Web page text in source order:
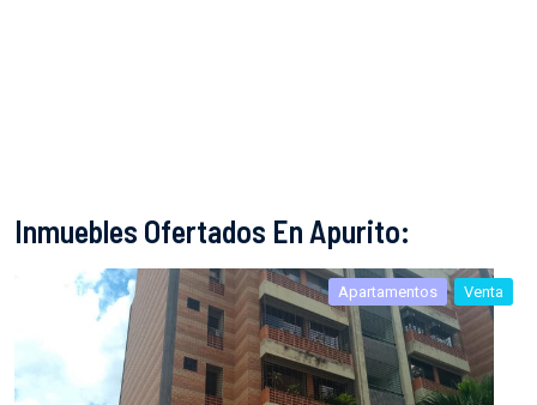
Inmuebles Ofertados En Apurito:
Apartamentos Venta